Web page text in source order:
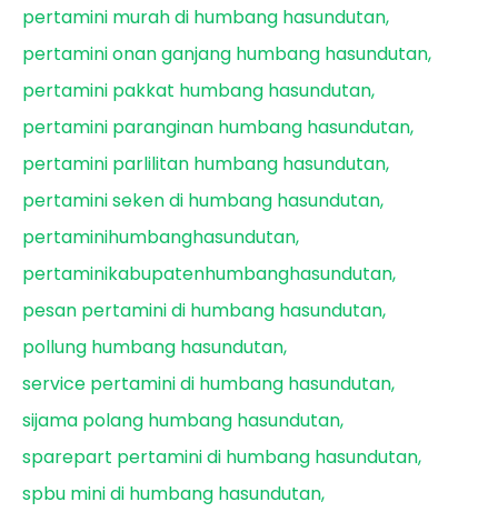
pertamini murah di humbang hasundutan
pertamini onan ganjang humbang hasundutan
pertamini pakkat humbang hasundutan
pertamini paranginan humbang hasundutan
pertamini parlilitan humbang hasundutan
pertamini seken di humbang hasundutan
pertaminihumbanghasundutan
pertaminikabupatenhumbanghasundutan
pesan pertamini di humbang hasundutan
pollung humbang hasundutan
service pertamini di humbang hasundutan
sijama polang humbang hasundutan
sparepart pertamini di humbang hasundutan
spbu mini di humbang hasundutan